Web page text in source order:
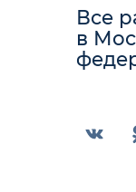
Все
в